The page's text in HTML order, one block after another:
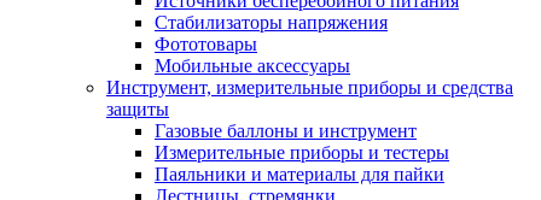
Стабилизаторы напряжения
Фототовары
Мобильные аксессуары
Инструмент, измерительные приборы и средства
защиты
Газовые баллоны и инструмент
Измерительные приборы и тестеры
Паяльники и материалы для пайки
Лестницы, стремянки